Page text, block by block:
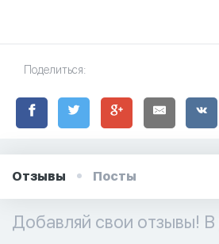
Поделиться:
Отзывы Посты
Добавляй свои отзывы! В